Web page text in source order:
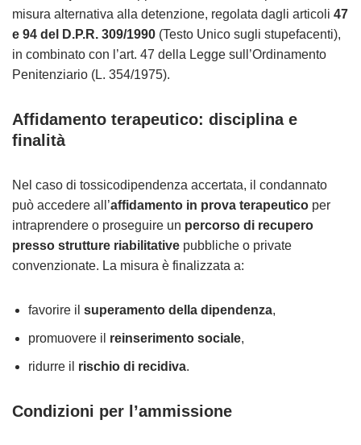
misura alternativa alla detenzione, regolata dagli articoli 47
e 94 del D.P.R. 309/1990 (Testo Unico sugli stupefacenti),
in combinato con l’art. 47 della Legge sull’Ordinamento
Penitenziario (L. 354/1975).
Affidamento terapeutico: disciplina e
finalità
Nel caso di tossicodipendenza accertata, il condannato
può accedere all’affidamento in prova terapeutico per
intraprendere o proseguire un percorso di recupero
presso strutture riabilitative pubbliche o private
convenzionate. La misura è finalizzata a:
favorire il superamento della dipendenza,
promuovere il reinserimento sociale,
ridurre il rischio di recidiva.
Condizioni per l’ammissione